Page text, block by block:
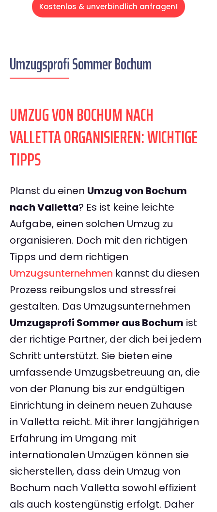
Kostenlos & unverbindlich anfragen!
Umzugsprofi Sommer Bochum
UMZUG VON BOCHUM NACH
VALLETTA ORGANISIEREN: WICHTIGE
TIPPS
Planst du einen Umzug von Bochum
nach Valletta? Es ist keine leichte
Aufgabe, einen solchen Umzug zu
organisieren. Doch mit den richtigen
Tipps und dem richtigen
Umzugsunternehmen kannst du diesen
Prozess reibungslos und stressfrei
gestalten. Das Umzugsunternehmen
Umzugsprofi Sommer aus Bochum ist
der richtige Partner, der dich bei jedem
Schritt unterstützt. Sie bieten eine
umfassende Umzugsbetreuung an, die
von der Planung bis zur endgültigen
Einrichtung in deinem neuen Zuhause
in Valletta reicht. Mit ihrer langjährigen
Erfahrung im Umgang mit
internationalen Umzügen können sie
sicherstellen, dass dein Umzug von
Bochum nach Valletta sowohl effizient
als auch kostengünstig erfolgt. Daher